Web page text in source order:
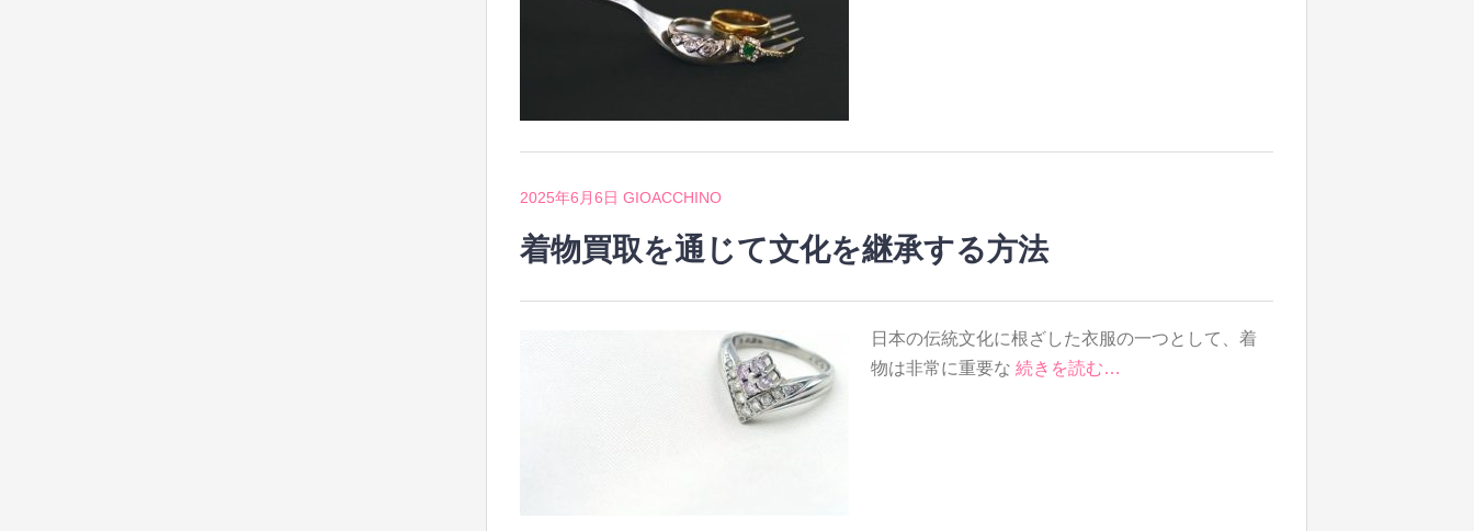
2025年6月6日 GIOACCHINO
着物買取を通じて文化を継承する方法
日本の伝統文化に根ざした衣服の一つとして、着
物は非常に重要な続きを読む…